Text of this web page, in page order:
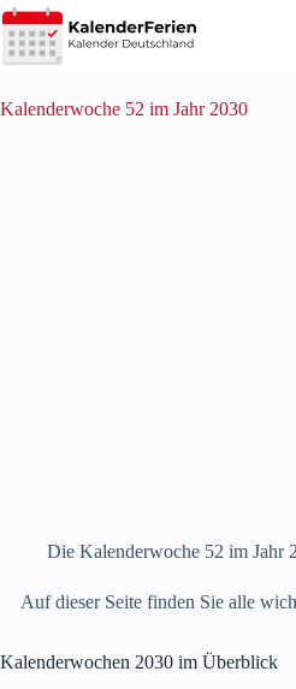
Zum
Inhalt
springen
Kalenderwoche 52 im Jahr 2030
Die Kalenderwoche 52 im Jahr
Auf dieser Seite finden Sie alle
Kalenderwochen 2030 im Überblick